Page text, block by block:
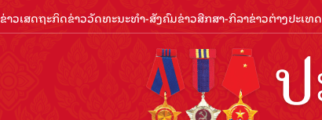
ຂ່າວເສດຖະກິດຂ່າວວັດທະນະທຳ-ສັງຄົມຂ່າວສືກສາ-ກິລາຂ່າວຕ່າງປະເທດ